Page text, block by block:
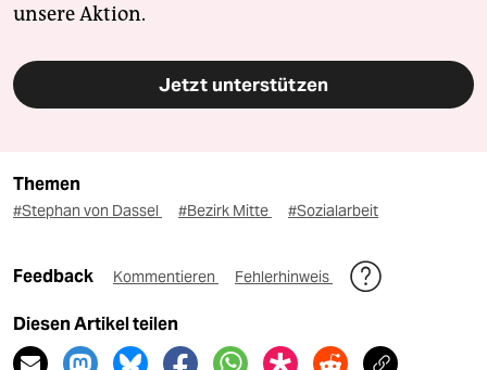
unsere Aktion.
Jetzt unterstützen
Themen
#Stephan von Dassel #Bezirk Mitte #Sozialarbeit
Feedback Kommentieren Fehlerhinweis
Diesen Artikel teilen